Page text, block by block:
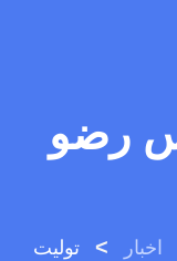
رضو
اخبار >
تولیت